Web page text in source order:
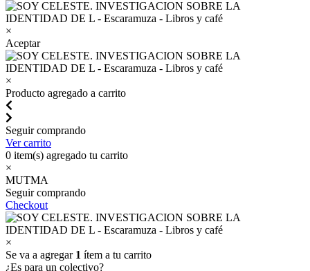
×
Aceptar
×
Producto agregado a carrito
Seguir comprando
Ver carrito
0 item(s) agregado tu carrito
×
MUTMA
Seguir comprando
Checkout
×
Se va a agregar 1 ítem a tu carrito
¿Es para un colectivo?